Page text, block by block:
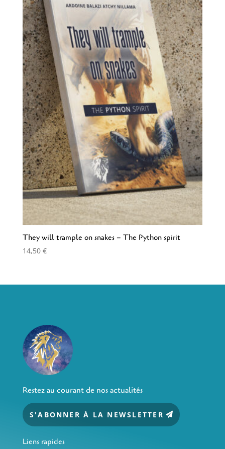
They will trample on snakes – The Python spirit
14,50 €
Restez au courant de nos actualités
S'ABONNER À LA NEWSLETTER
Liens rapides